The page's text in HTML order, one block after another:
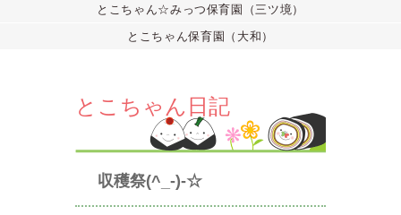
とこちゃん☆みっつ保育園（三ツ境）
とこちゃん保育園（大和）
とこちゃん日記
収穫祭(^_-)-☆